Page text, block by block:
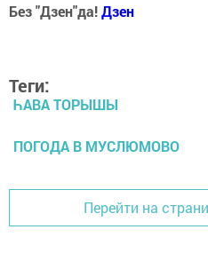
Без "Дзен"да!Дзен
Теги:
ҺАВА ТОРЫШЫ
ПОГОДА В МУСЛЮМОВО
Перейти на